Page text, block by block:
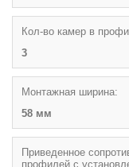
Кол-во камер в
3
Монтажная ширина:
58 мм
Приведенное
профилей с